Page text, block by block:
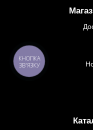
КНОПКА
ЗВ'ЯЗКУ